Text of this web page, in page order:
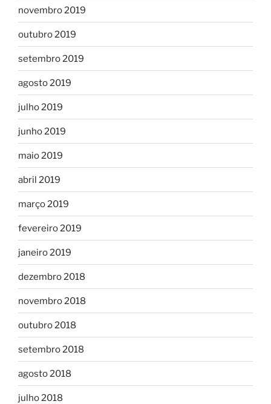
novembro 2019
outubro 2019
setembro 2019
agosto 2019
julho 2019
junho 2019
maio 2019
abril 2019
março 2019
fevereiro 2019
janeiro 2019
dezembro 2018
novembro 2018
outubro 2018
setembro 2018
agosto 2018
julho 2018